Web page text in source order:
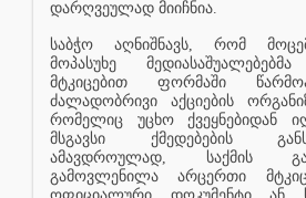
დარღვეულად მიიჩნია.
საბჭო აღნიშნავს, რომ
მოპასუხე
მტკიცებით ფორმაში
ძალადობრივი აქციების
რომელიც უცხო ქვეყნებიდან
მსგავსი ქმედებების
ამავდროულად, საქმის
გამოვლენილა არცერთი